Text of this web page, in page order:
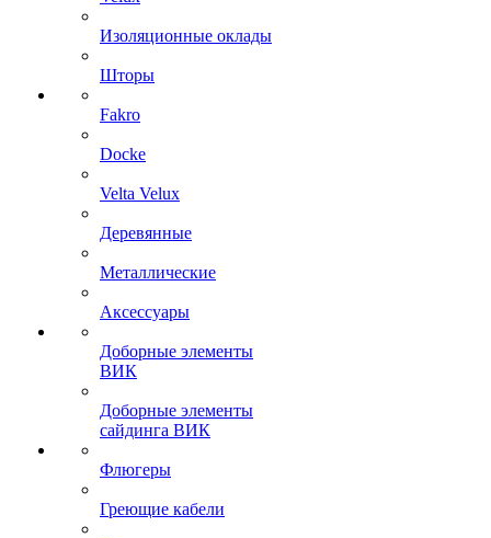
Изоляционные оклады
Шторы
Fakro
Docke
Velta Velux
Деревянные
Металлические
Аксессуары
Доборные элементы
ВИК
Доборные элементы
сайдинга ВИК
Флюгеры
Греющие кабели